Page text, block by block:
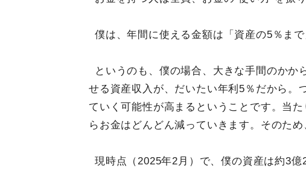
僕は、年間に使える金額は「資産の5％まで
というのも、僕の場合、大きな手間のか
せる資産収入が、だいたい年利5％だから。
ていく可能性が高まるということです。当
らお金はどんどん減っていきます。そのた
現時点（2025年2月）で、僕の資産は約3